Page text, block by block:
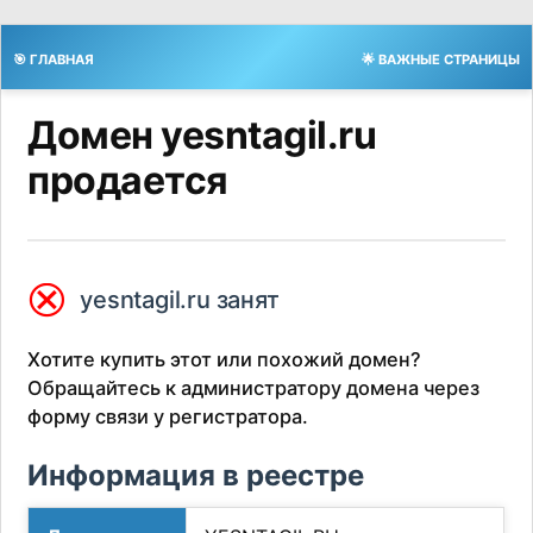
🎯 ГЛАВНАЯ 🌟 ВАЖНЫЕ СТРАНИЦЫ
Домен yesntagil.ru
продается
⮿ yesntagil.ru занят
Хотите купить этот или похожий домен?
Обращайтесь к администратору домена через
форму связи у регистратора.
Информация в реестре